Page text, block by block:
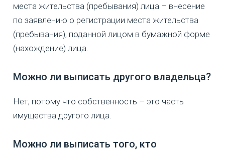
места жительства (пребывания) лица – внесение
по заявлению о регистрации места жительства
(пребывания), поданной лицом в бумажной форме
(нахождение) лица.
Можно ли выписать другого владельца?
Нет, потому что собственность – это часть
имущества другого лица.
Можно ли выписать того, кто